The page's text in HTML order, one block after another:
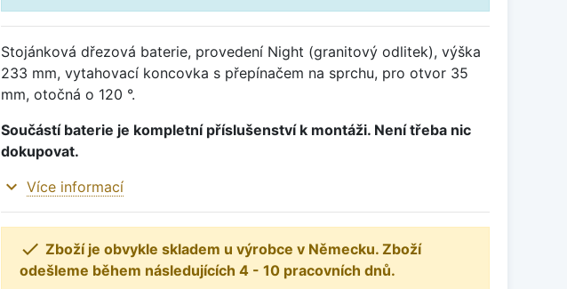
Stojánková dřezová baterie, provedení Night (granitový odlitek), výška
233 mm, vytahovací koncovka s přepínačem na sprchu, pro otvor 35
mm, otočná o 120 °.
Součástí baterie je kompletní příslušenství k montáži. Není třeba nic
dokupovat.
expand_more Více informací
 Zboží je obvykle skladem u výrobce v Německu. Zboží
odešleme během následujících 4 - 10 pracovních dnů.